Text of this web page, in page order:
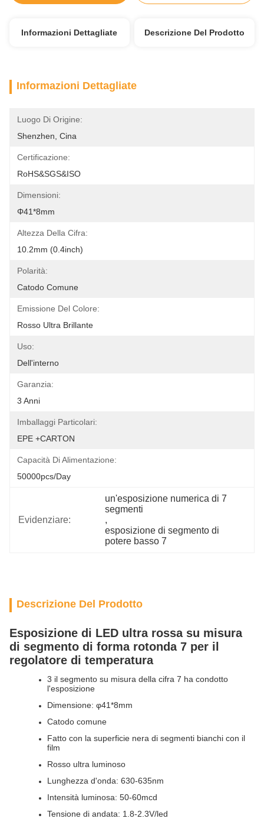
Informazioni Dettagliate Descrizione Del Prodotto
Informazioni Dettagliate
Luogo Di Origine:
Shenzhen, Cina
Certificazione:
RoHS&SGS&ISO
Dimensioni:
Φ41*8mm
Altezza Della Cifra:
10.2mm (0.4inch)
Polarità:
Catodo Comune
Emissione Del Colore:
Rosso Ultra Brillante
Uso:
Dell'interno
Garanzia:
3 Anni
Imballaggi Particolari:
EPE +CARTON
Capacità Di Alimentazione:
50000pcs/day
Evidenziare:
un'esposizione numerica di 7
segmenti
,
esposizione di segmento di
potere basso 7
Descrizione Del Prodotto
Esposizione di LED ultra rossa su misura
di segmento di forma rotonda 7 per il
regolatore di temperatura
3 il segmento su misura della cifra 7 ha condotto
l'esposizione
Dimensione: φ41*8mm
Catodo comune
Fatto con la superficie nera di segmenti bianchi con il
film
Rosso ultra luminoso
Lunghezza d'onda: 630-635nm
Intensità luminosa: 50-60mcd
Tensione di andata: 1.8-2.3V/led